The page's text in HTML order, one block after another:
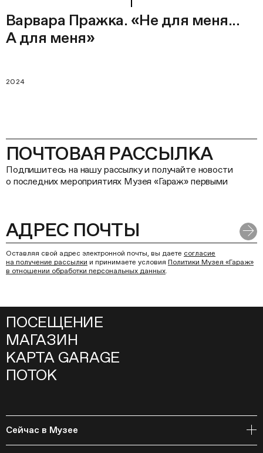
Варвара Пражка. «Не для меня...
А для меня»
2024
ПОЧТОВАЯ РАССЫЛКА
Подпишитесь на нашу рассылку и получайте новости
о последних мероприятиях Музея «Гараж» первыми
Оставляя свой адрес электронной почты, вы даете согласие
на получение рассылки и принимаете условия Политики Музея «Гараж»
в отношении обработки персональных данных.
ПОСЕЩЕНИЕ
МАГАЗИН
КАРТА GARAGE
ПОТОК
Сейчас в Музее